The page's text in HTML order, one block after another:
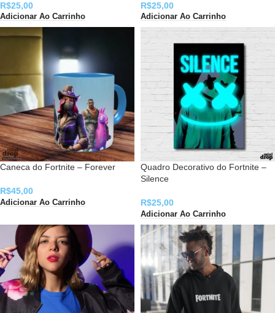
R$25,00
Adicionar Ao Carrinho
R$25,00
Adicionar Ao Carrinho
Caneca do Fortnite – Forever
R$45,00
Adicionar Ao Carrinho
Quadro Decorativo do Fortnite –
Silence
R$25,00
Adicionar Ao Carrinho